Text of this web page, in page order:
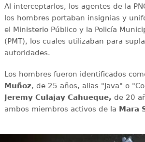
Al interceptarlos, los agentes de la
los hombres portaban insignias y
el Ministerio Público y la Policía
(PMT), los cuales utilizaban para
autoridades.
Los hombres fueron identificados
Muñoz, de 25 años, alias "Java" o
Jeremy Culajay Cahueque, de 20
ambos miembros activos de la Mara